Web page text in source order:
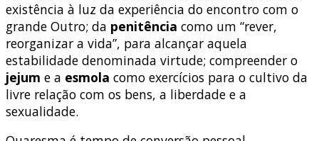
existência à luz da experiência do encontro com o
grande Outro; da penitência como um “rever,
reorganizar a vida”, para alcançar aquela
estabilidade denominada virtude; compreender o
jejum e a esmola como exercícios para o cultivo da
livre relação com os bens, a liberdade e a
sexualidade.